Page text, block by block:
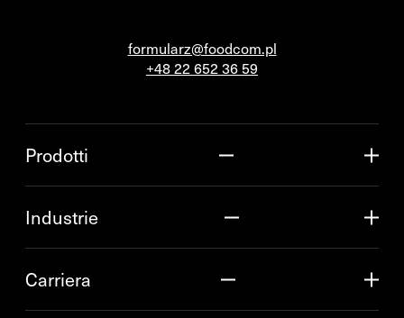
formularz@foodcom.pl
+48 22 652 36 59
Prodotti
Industrie
Carriera